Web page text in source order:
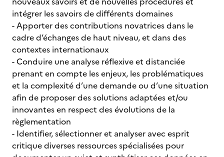
intégrer les savoirs de différents domaines
- Apporter des contributions novatrices dans le
cadre d’échanges de haut niveau, et dans des
contextes internationaux
- Conduire une analyse réflexive et distanciée
prenant en compte les enjeux, les problématiques
et la complexité d’une demande ou d’une situation
afin de proposer des solutions adaptées et/ou
innovantes en respect des évolutions de la
règlementation
- Identifier, sélectionner et analyser avec esprit
critique diverses ressources spécialisées pour